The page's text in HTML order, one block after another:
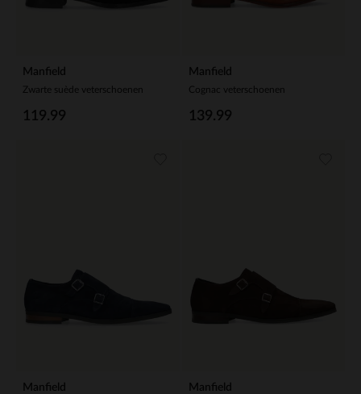
Manfield
Zwarte suède veterschoenen
119.99
Manfield
Cognac veterschoenen
139.99
Manfield Manfield